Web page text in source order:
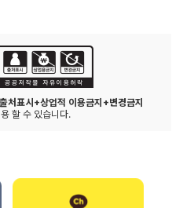
처표시+상업적 이용금지+변경금지
할 수 있습니다.